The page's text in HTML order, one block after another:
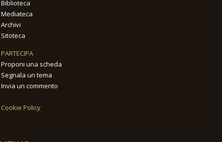
Biblioteca
Mediateca
Archivi
Sitoteca
PARTECIPA
Proponi una scheda
Segnala un tema
Invia un commento
Cookie Policy